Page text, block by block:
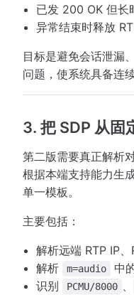
已发 200 OK 但长
异常结束时释放
目标是避免会话泄漏
问题，使系统具备连
3. 把 SDP 从固
第二版需要真正解析
根据本端支持能力生
单一模板。
主要包括：
解析远端 RTP IP、
解析
m=audio
中
识别
PCMU/8000 、